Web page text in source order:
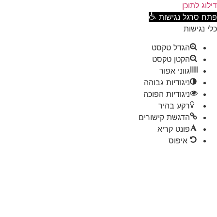
לתוכן
סרגל נגישות
נגישות
הגדל טקסט
הקטן טקסט
גווני אפור
ניגודיות גבוהה
ניגודיות הפוכה
רקע בהיר
הדגשת קישורים
פונט קריא
איפוס